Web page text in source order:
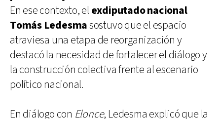
En ese contexto, el exdiputado nacional
Tomás Ledesmasostuvo que el espacio
atraviesa una etapa de reorganización y
destacó la necesidad de fortalecer el diálogo y
la construcción colectiva frente al escenario
político nacional.
En diálogo con Elonce, Ledesma explicó que la